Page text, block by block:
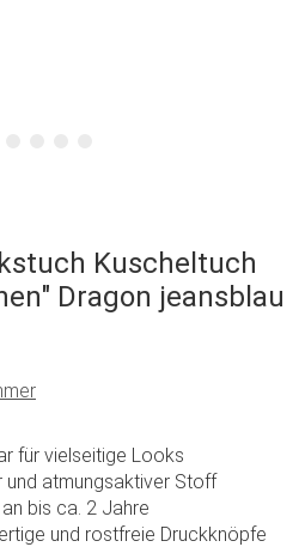
Kuscheltuch
Dragon jeansblau
für vielseitige Looks
und atmungsaktiver Stoff
bis ca. 2 Jahre
und rostfreie Druckknöpfe